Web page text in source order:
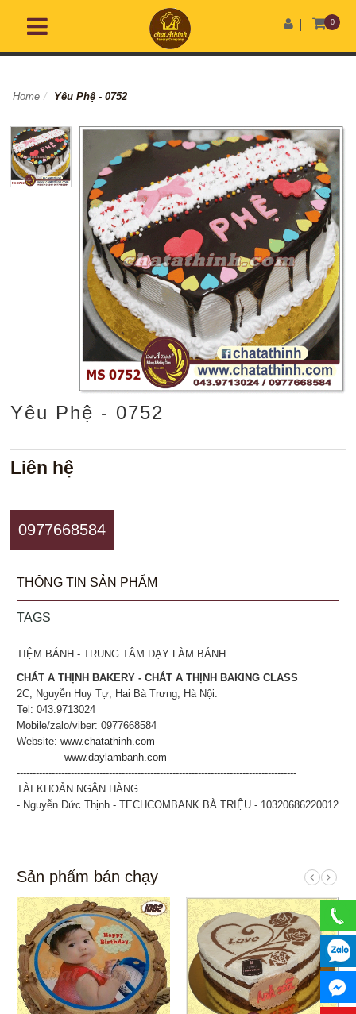
0
Home / Yêu Phệ - 0752
Yêu Phệ - 0752
Liên hệ
0977668584
THÔNG TIN SẢN PHẨM
TAGS
TIỆM BÁNH - TRUNG TÂM DẠY LÀM BÁNH
CHÁT A THỊNH BAKERY - CHÁT A THỊNH BAKING CLASS
2C, Nguyễn Huy Tự, Hai Bà Trưng, Hà Nội.
Tel: 043.9713024
Mobile/zalo/viber: 0977668584
Website:www.chatathinh.com
www.daylambanh.com
----------------------------------------------------------------------------------------
TÀI KHOẢN NGÂN HÀNG
- Nguyễn Đức Thịnh - TECHCOMBANK BÀ TRIỆU - 10320686220012
Sản phẩm bán chạy